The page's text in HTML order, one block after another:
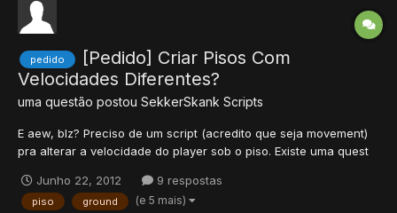
pedido
[Pedido] Criar Pisos Com
Velocidades Diferentes?
uma questão postou SekkerSkank Scripts
E aew, blz? Preciso de um script (acredito que seja movement)
pra alterar a velocidade do player sob o piso. Existe uma quest
jogador se torna extremamente lento, ou então tem uma
velocidade melhor pra completar o objetivo etc. Existem os...
Junho 22, 2012 9 respostas
piso ground (e 5 mais)